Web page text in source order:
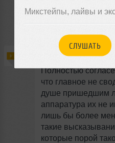
Микстейпы, лайвы и
СЛУШАТЬ
Гость 18 ноября
Полностью
что главное не
душе пришедшим
аппаратура их не
лишь бы более
такие
которые порой